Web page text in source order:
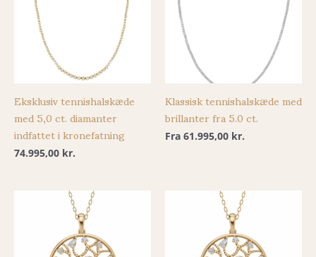
Eksklusiv tennishalskæde
med 5,0 ct. diamanter
indfattet i kronefatning
74.995,00 kr.
Klassisk tennishalskæde med
brillanter fra 5.0 ct.
Fra 61.995,00 kr.